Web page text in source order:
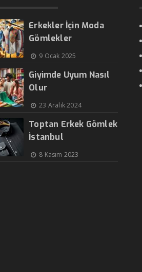
Erkekler İçin Moda
Gömlekler
9 Ocak 2025
Giyimde Uyum Nasıl
Olur
23 Aralık 2024
Toptan Erkek Gömlek
İstanbul
8 Kasım 2023